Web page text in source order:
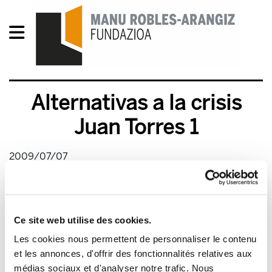
Ce site web utilise des cookies.
Les cookies nous permettent de personnaliser le contenu
et les annonces, d'offrir des fonctionnalités relatives aux
médias sociaux et d'analyser notre trafic. Nous
Alternativas a la crisis
Juan Torres 1
2009/07/07